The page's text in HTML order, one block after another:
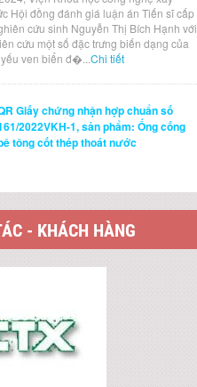
Hội đồng đánh giá luận án Tiến sĩ cấp
cứu sinh Nguyễn Thị Bích Hạnh với
cứu một số đặc trưng biến dạng của
ven biển đ�...Chi tiết
Giấy chứng nhận hợp chuẩn số
2022VKH-1, sản phẩm: Ống cống
tông cốt thép thoát nước
- KHÁCH HÀNG